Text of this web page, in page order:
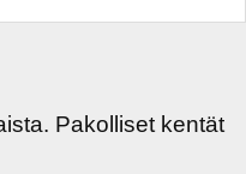
Pakolliset kentät